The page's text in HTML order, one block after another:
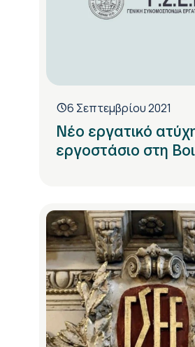
6 Σεπτεμβρίου 2021
Νέο εργατικό
εργοστάσιο στη